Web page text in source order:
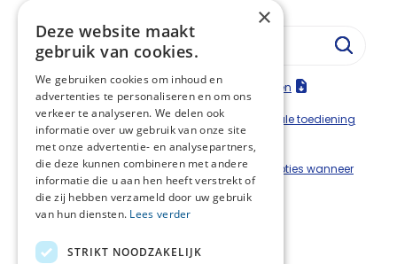
Tabel 7:Overzicht van geadviseerde doseringen
Tabel 8: Overzicht van behandelopties voor orale toediening
Tabel 9:Overzicht van alternatieve behandelopties wanneer
slikken niet meer lukt
Deel deze pagina:
×
Deze website maakt
gebruik van cookies.
We gebruiken cookies om inhoud en
advertenties te personaliseren en om ons
verkeer te analyseren. We delen ook
informatie over uw gebruik van onze site
met onze advertentie- en analysepartners,
die deze kunnen combineren met andere
informatie die u aan hen heeft verstrekt of
die zij hebben verzameld door uw gebruik
van hun diensten. Lees verder
STRIKT NOODZAKELIJK